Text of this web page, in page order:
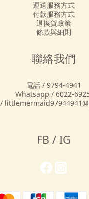
運送服務方式
付款服務方式
退換貨政策
條款與細則
聯絡我們
電話 / 9794-4941
Whatsapp / 6022-
/
FB / IG